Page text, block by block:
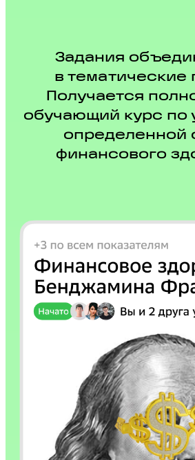
Задания
в тематические
Получается
обучающий курс по
определенной
финансового